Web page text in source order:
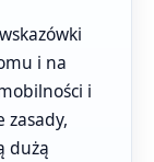
i na
i
dużą